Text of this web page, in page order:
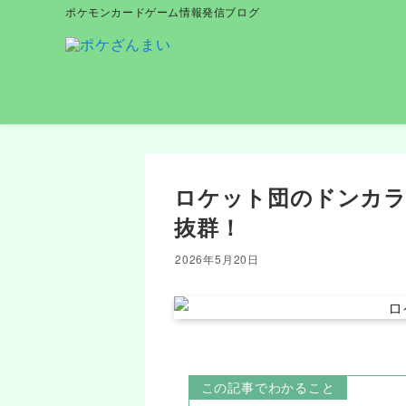
ポケモンカードゲーム情報発信ブログ
ロケット団のドンカ
抜群！
2026年5月20日
この記事でわかること